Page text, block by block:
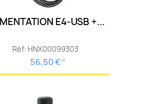
E4-USB +...
Réf: HNX00099303
56,50 € HT